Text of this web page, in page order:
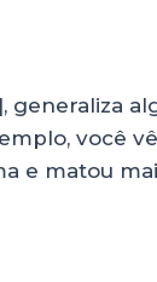
você
e matou